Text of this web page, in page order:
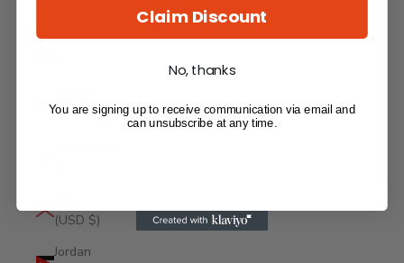
Italy (USD
(USD $)
(USD $)
Jordan
Claim Discount
No, thanks
You are signing up to receive communication via email and
can unsubscribe at any time.